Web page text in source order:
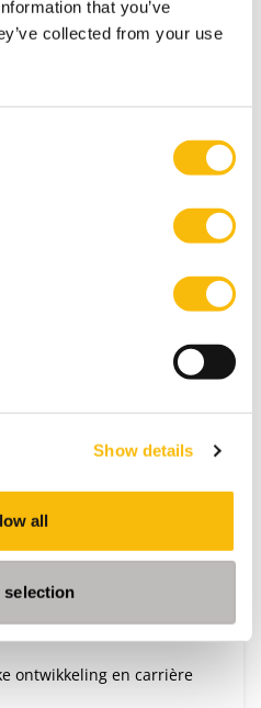
that you’ve
collected from your use
Show details
all
selection
ontwikkeling en carrière